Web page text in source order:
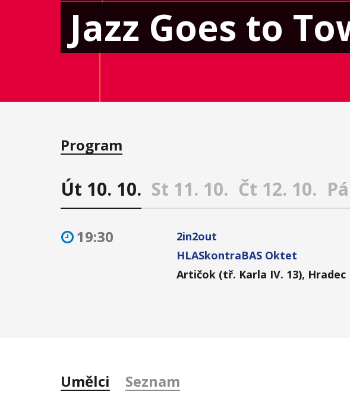
Jazz Goes to
Program
Út 10. 10. St 11. 10. Čt 12. 10.
19:30
2in2out
HLASkontraBAS Oktet
Artičok (tř. Karla IV. 13), Hradec
Umělci Seznam